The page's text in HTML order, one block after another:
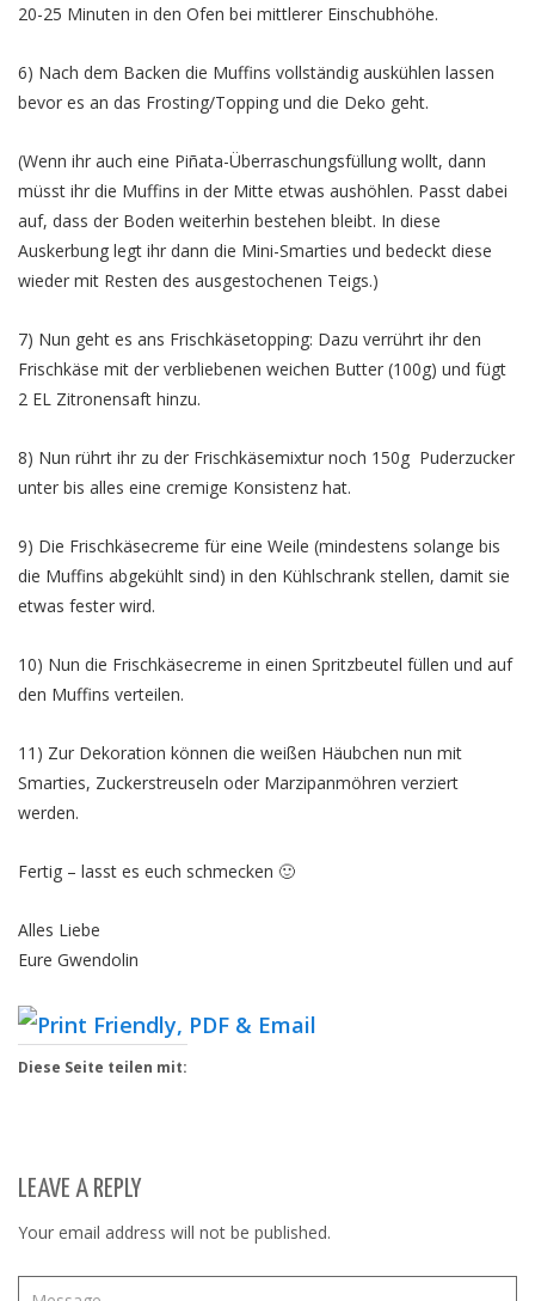
20-25 Minuten in den Ofen bei mittlerer Einschubhöhe.
6) Nach dem Backen die Muffins vollständig auskühlen lassen
bevor es an das Frosting/Topping und die Deko geht.
(Wenn ihr auch eine Piñata-Überraschungsfüllung wollt, dann
müsst ihr die Muffins in der Mitte etwas aushöhlen. Passt dabei
auf, dass der Boden weiterhin bestehen bleibt. In diese
Auskerbung legt ihr dann die Mini-Smarties und bedeckt diese
wieder mit Resten des ausgestochenen Teigs.)
7) Nun geht es ans Frischkäsetopping: Dazu verrührt ihr den
Frischkäse mit der verbliebenen weichen Butter (100g) und fügt
2 EL Zitronensaft hinzu.
8) Nun rührt ihr zu der Frischkäsemixtur noch 150g Puderzucker
unter bis alles eine cremige Konsistenz hat.
9) Die Frischkäsecreme für eine Weile (mindestens solange bis
die Muffins abgekühlt sind) in den Kühlschrank stellen, damit sie
etwas fester wird.
10) Nun die Frischkäsecreme in einen Spritzbeutel füllen und auf
den Muffins verteilen.
11) Zur Dekoration können die weißen Häubchen nun mit
Smarties, Zuckerstreuseln oder Marzipanmöhren verziert
werden.
Fertig – lasst es euch schmecken 🙂
Alles Liebe
Eure Gwendolin
Diese Seite teilen mit:
LEAVE A REPLY
Your email address will not be published.